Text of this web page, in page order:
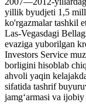
yillik byudjeti 1,5
ko'rgazmalar tashkil
Las-Vegasdagi
evaziga yuborilgan
Investors Service
borligini hisoblab
ahvoli yaqin
sifatida tashrif
jamgʻarmasi va